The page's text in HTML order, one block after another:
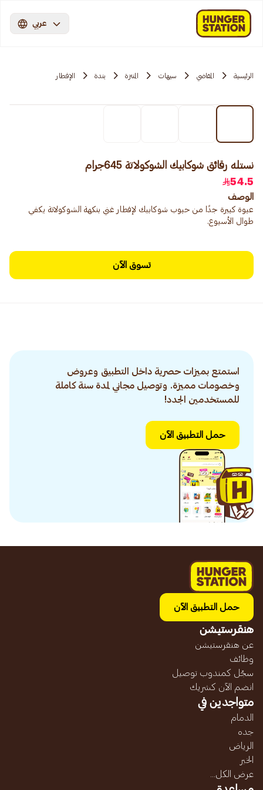
عربي
الرئيسية المقاضي سيهات المنتزة بندة الإفطار
نستله رقائق شوكابيك الشوكولاتة 645جرام
54.5
الوصف
عبوة كبيرة جدًا من حبوب شوكابيك لإفطار غني بنكهة الشوكولاتة يكفي
طوال الأسبوع.
تسوق الآن
استمتع بميزات حصرية داخل التطبيق وعروض
وخصومات مميزة. وتوصيل مجاني لمدة سنة كاملة
للمستخدمين الجدد!
حمل التطبيق الآن
حمل التطبيق الآن
هنقرستيشن
عن هنقرستيشن
وظائف
سجّل كمندوب توصيل
انضم الآن كشريك
متواجدين في
الدمام
جده
الرياض
الخبر
عرض الكل...